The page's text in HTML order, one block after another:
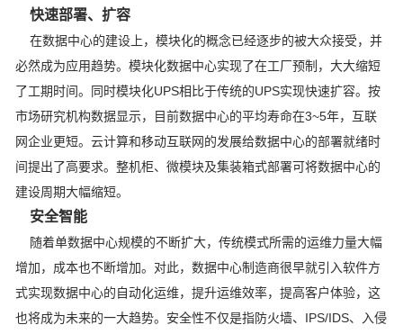
快速部署、扩容
在数据中心的建设上，模块化的概念已经逐步的被大众接受，并
必然成为应用趋势。模块化数据中心实现了在工厂预制，大大缩短
了工期时间。同时模块化UPS相比于传统的UPS实现快速扩容。按
市场研究机构数据显示，目前数据中心的平均寿命在3~5年，互联
网企业更短。云计算和移动互联网的发展给数据中心的部署就绪时
间提出了高要求。整机柜、微模块及集装箱式部署可将数据中心的
建设周期大幅缩短。
安全智能
随着单数据中心规模的不断扩大，传统模式所需的运维力量大幅
增加，成本也不断增加。对此，数据中心制造商很早就引入软件方
式实现数据中心的自动化运维，提升运维效率，提高客户体验，这
也将成为未来的一大趋势。安全性不仅是指防火墙、IPS/IDS、入侵